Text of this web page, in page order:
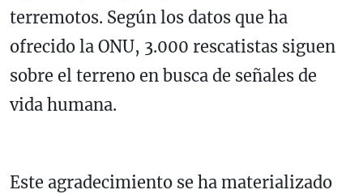
terremotos. Según los datos que ha
ofrecido la ONU, 3.000 rescatistas siguen
sobre el terreno en busca de señales de
vida humana.
Este agradecimiento se ha materializado